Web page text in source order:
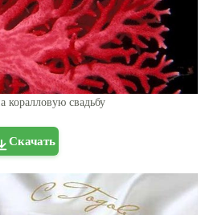
коралловую свадьбу
Скачать